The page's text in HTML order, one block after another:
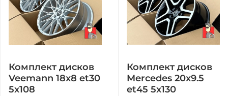
Комплект дисков
Veemann 18x8 et30
5x108
Комплект дисков
Mercedes 20x9.5
et45 5x130